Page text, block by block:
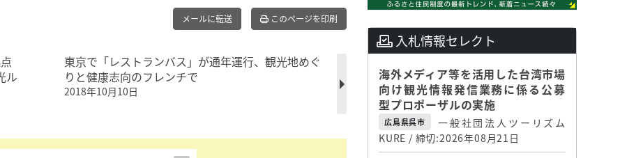
メールに転送 このページを印刷
ル
東京で「レストランバス」が通年運行、観光地めぐ
りと健康志向のフレンチで
2018年10月10日
入札情報セレクト
海外メディア等を活用した台湾市場
向け観光情報発信業務に係る公募
型プロポーザルの実施
広島県呉市
一般社団法人ツーリズム
KURE / 締切:2026年08月21日